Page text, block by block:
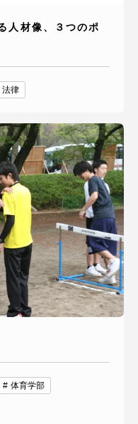
人材像、３つのポ
法律
体育学部